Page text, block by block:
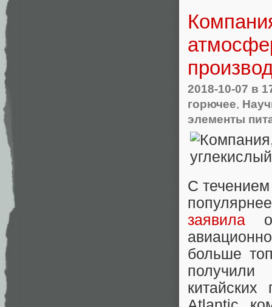
2018-10-07 в
горючее,
элементы
С течением
заявила о
больше
получили